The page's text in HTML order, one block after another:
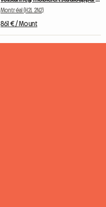
Montréal (H2L 2N2)
861 € / Mount